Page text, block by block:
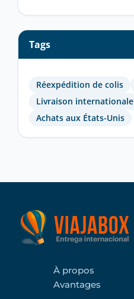
Tags
Réexpédition de colis
Livraison internationale
Achats aux États-Unis
À propos
Avantages